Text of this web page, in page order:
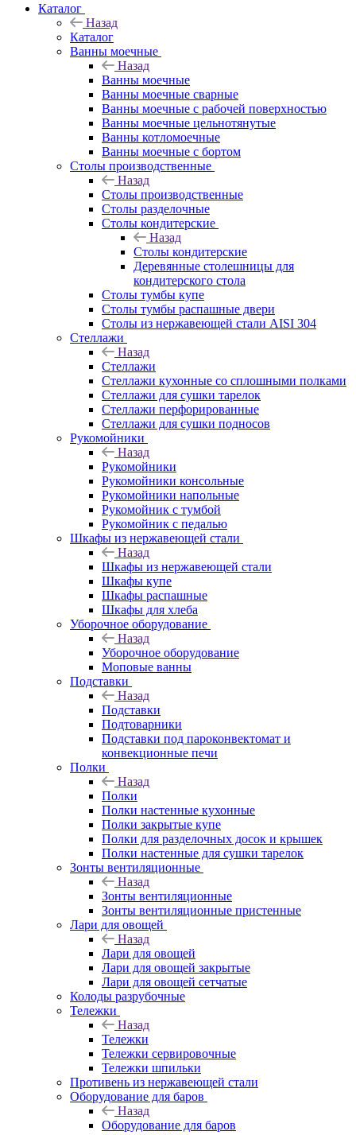
Каталог
Назад
Каталог
Ванны моечные
Назад
Ванны моечные
Ванны моечные сварные
Ванны моечные с рабочей поверхностью
Ванны моечные цельнотянутые
Ванны котломоечные
Ванны моечные с бортом
Столы производственные
Назад
Столы производственные
Столы разделочные
Столы кондитерские
Назад
Столы кондитерские
Деревянные столешницы для
кондитерского стола
Столы тумбы купе
Столы тумбы распашные двери
Столы из нержавеющей стали AISI 304
Стеллажи
Назад
Стеллажи
Стеллажи кухонные со сплошными полками
Стеллажи для сушки тарелок
Стеллажи перфорированные
Стеллажи для сушки подносов
Рукомойники
Назад
Рукомойники
Рукомойники консольные
Рукомойники напольные
Рукомойник с тумбой
Рукомойник с педалью
Шкафы из нержавеющей стали
Назад
Шкафы из нержавеющей стали
Шкафы купе
Шкафы распашные
Шкафы для хлеба
Уборочное оборудование
Назад
Уборочное оборудование
Моповые ванны
Подставки
Назад
Подставки
Подтоварники
Подставки под пароконвектомат и
конвекционные печи
Полки
Назад
Полки
Полки настенные кухонные
Полки закрытые купе
Полки для разделочных досок и крышек
Полки настенные для сушки тарелок
Зонты вентиляционные
Назад
Зонты вентиляционные
Зонты вентиляционные пристенные
Лари для овощей
Назад
Лари для овощей
Лари для овощей закрытые
Лари для овощей сетчатые
Колоды разрубочные
Тележки
Назад
Тележки
Тележки сервировочные
Тележки шпильки
Противень из нержавеющей стали
Оборудование для баров
Назад
Оборудование для баров